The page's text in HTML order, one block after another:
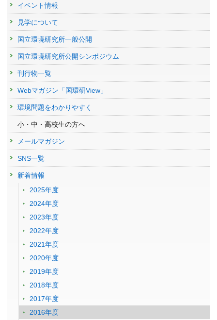
イベント情報
見学について
国立環境研究所一般公開
国立環境研究所公開シンポジウム
刊行物一覧
Webマガジン「国環研View」
環境問題をわかりやすく
小・中・高校生の方へ
メールマガジン
SNS一覧
新着情報
2025年度
2024年度
2023年度
2022年度
2021年度
2020年度
2019年度
2018年度
2017年度
2016年度